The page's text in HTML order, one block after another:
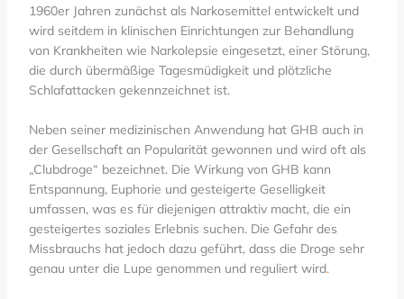
1960er Jahren zunächst als Narkosemittel entwickelt und
wird seitdem in klinischen Einrichtungen zur Behandlung
von Krankheiten wie Narkolepsie eingesetzt, einer Störung,
die durch übermäßige Tagesmüdigkeit und plötzliche
Schlafattacken gekennzeichnet ist.
Neben seiner medizinischen Anwendung hat GHB auch in
der Gesellschaft an Popularität gewonnen und wird oft als
„Clubdroge“ bezeichnet. Die Wirkung von GHB kann
Entspannung, Euphorie und gesteigerte Geselligkeit
umfassen, was es für diejenigen attraktiv macht, die ein
gesteigertes soziales Erlebnis suchen. Die Gefahr des
Missbrauchs hat jedoch dazu geführt, dass die Droge sehr
genau unter die Lupe genommen und reguliert wird.